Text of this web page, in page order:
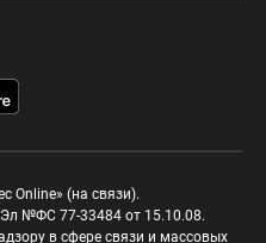
Online» (на связи).
№ФС 77-33484 от 15.10.08.
в сфере связи и массовых